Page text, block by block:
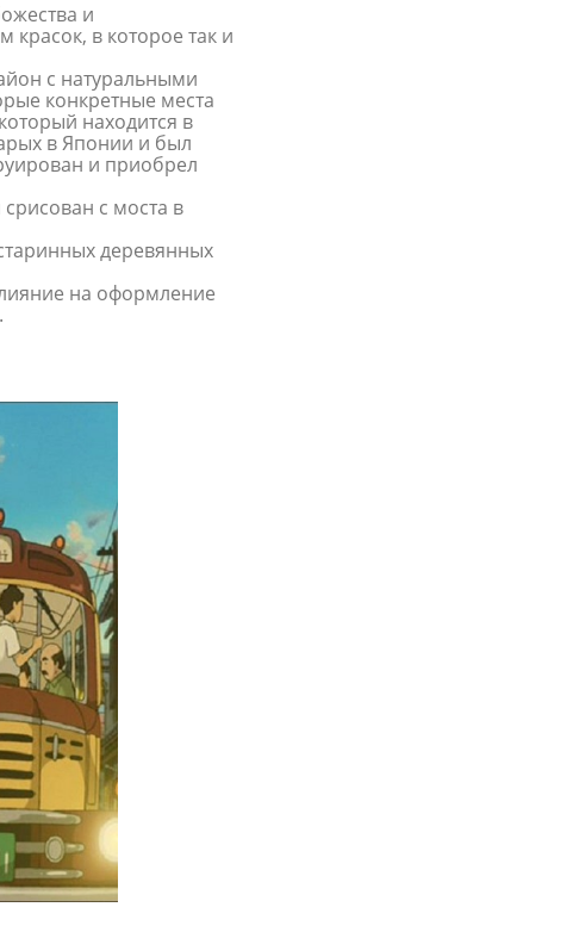
и
в которое так и
с натуральными
конкретные места
находится в
в Японии и был
и приобрел
с моста в
деревянных
на оформление